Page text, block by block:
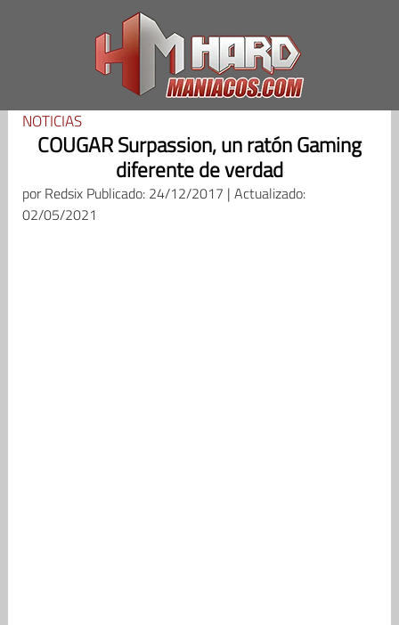
NOTICIAS
COUGAR Surpassion, un ratón Gaming
diferente de verdad
porRedsix Publicado: 24/12/2017 | Actualizado:
02/05/2021